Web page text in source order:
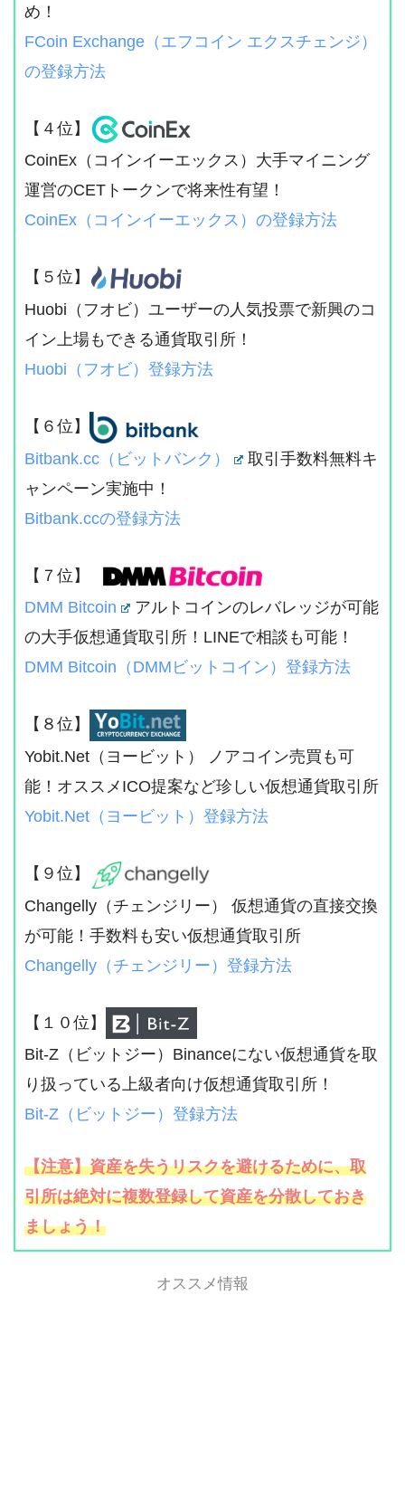
め！
FCoin Exchange（エフコイン エクスチェンジ）
の登録方法
【４位】
CoinEx（コインイーエックス）大手マイニング
運営のCETトークンで将来性有望！
CoinEx（コインイーエックス）の登録方法
【５位】
Huobi（フオビ）ユーザーの人気投票で新興のコ
イン上場もできる通貨取引所！
Huobi（フオビ）登録方法
【６位】
Bitbank.cc（ビットバンク）
取引手数料無料キ
ャンペーン実施中！
Bitbank.ccの登録方法
【７位】
DMM Bitcoin
アルトコインのレバレッジが可能
の大手仮想通貨取引所！LINEで相談も可能！
DMM Bitcoin（DMMビットコイン）登録方法
【８位】
Yobit.Net（ヨービット） ノアコイン売買も可
能！オススメICO提案など珍しい仮想通貨取引所
Yobit.Net（ヨービット）登録方法
【９位】
Changelly（チェンジリー） 仮想通貨の直接交換
が可能！手数料も安い仮想通貨取引所
Changelly（チェンジリー）登録方法
【１０位】
Bit-Z（ビットジー）Binanceにない仮想通貨を取
り扱っている上級者向け仮想通貨取引所！
Bit-Z（ビットジー）登録方法
【注意】資産を失うリスクを避けるために、取
引所は絶対に複数登録して資産を分散しておき
ましょう！
オススメ情報